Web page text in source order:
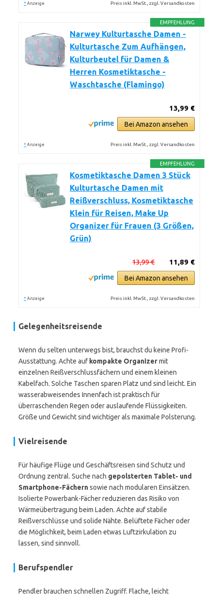
* Anzeige Preis inkl. MwSt., zzgl. Versandkosten
EMPFEHLUNG
Narwey Kulturtasche Damen -
Kulturtasche Zum Aufhängen,
Kulturbeutel für Damen &
Herren Kosmetiktasche -
Waschtasche (Flamingo)
13,99 €
Bei Amazon ansehen
* Anzeige Preis inkl. MwSt., zzgl. Versandkosten
EMPFEHLUNG
Kosmetiktasche Damen 3 Stück
Kulturtasche Damen mit
Reißverschluss, Kosmetiktasche
Klein für Reisen, Make Up
Organizer für Frauen (3 Größen,
Grün)
11,89 €
13,99 €
Bei Amazon ansehen
* Anzeige Preis inkl. MwSt., zzgl. Versandkosten
Gelegenheitsreisende
Wenn du selten unterwegs bist, brauchst du keine Profi-
Ausstattung. Achte auf kompakte Organizermit
einzelnen Reißverschlussfächern und einem kleinen
Kabelfach. Solche Taschen sparen Platz und sind leicht. Ein
wasserabweisendes Innenfach ist praktisch für
überraschenden Regen oder auslaufende Flüssigkeiten.
Größe und Gewicht sind wichtiger als maximale Polsterung.
Vielreisende
Für häufige Flüge und Geschäftsreisen sind Schutz und
Ordnung zentral. Suche nach gepolsterten Tablet- und
Smartphone-Fächernsowie nach modularen Einsätzen.
Isolierte Powerbank-Fächer reduzieren das Risiko von
Wärmeübertragung beim Laden. Achte auf stabile
Reißverschlüsse und solide Nähte. Belüftete Fächer oder
die Möglichkeit, beim Laden etwas Luftzirkulation zu
lassen, sind sinnvoll.
Berufspendler
Pendler brauchen schnellen Zugriff. Flache, leicht